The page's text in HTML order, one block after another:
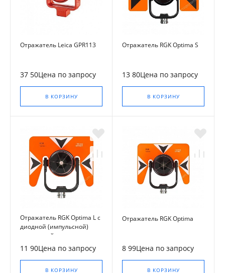
Отражатель Leica GPR113
37 50Цена по запросу
В КОРЗИНУ
Отражатель RGK Optima S
13 80Цена по запросу
В КОРЗИНУ
Отражатель RGK Optima L с
диодной (импульсной)
подсветкой
11 90Цена по запросу
В КОРЗИНУ
Отражатель RGK Optima
8 99Цена по запросу
В КОРЗИНУ